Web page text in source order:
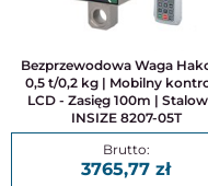
Bezprzewodowa Waga Hakowa
0,5 t/0,2 kg | Mobilny
LCD - Zasięg 100m |
INSIZE 8207-05T
3765,77